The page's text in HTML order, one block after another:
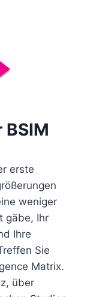
BSIM
erste
weniger
gäbe, Ihr
Ihre
Sie
Matrix.
über